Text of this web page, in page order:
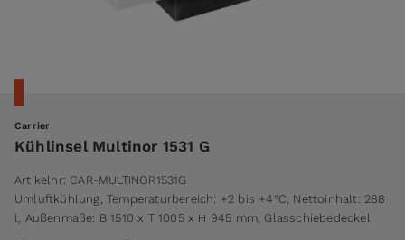
Carrier
Kühlinsel Multinor 1531 G
Artikelnr: CAR-MULTINOR1531G
Umluftkühlung, Temperaturbereich: +2 bis +4°C, Nettoinhalt: 288
l, Außenmaße: B 1510 x T 1005 x H 945 mm, Glasschiebedeckel